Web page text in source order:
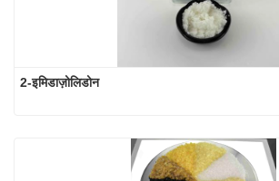
2-इमिडाज़ोलिडोन